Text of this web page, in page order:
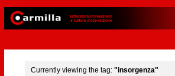
Currently viewing the tag: "insorgenza"